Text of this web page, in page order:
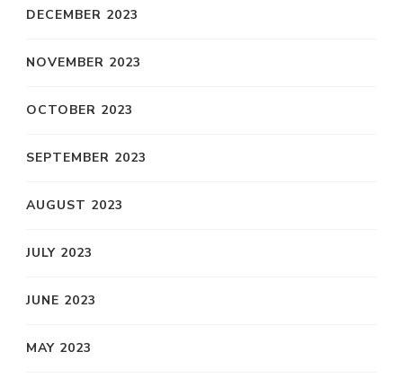
DECEMBER 2023
NOVEMBER 2023
OCTOBER 2023
SEPTEMBER 2023
AUGUST 2023
JULY 2023
JUNE 2023
MAY 2023